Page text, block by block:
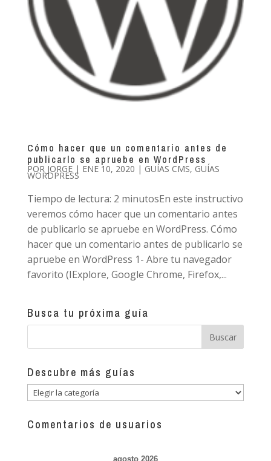
Cómo hacer que un comentario antes de
publicarlo se apruebe en WordPress
POR JORGE| ENE 10, 2020 | GUÍAS CMS, GUÍAS
WORDPRESS
Tiempo de lectura: 2 minutosEn este instructivo
veremos cómo hacer que un comentario antes
de publicarlo se apruebe en WordPress. Cómo
hacer que un comentario antes de publicarlo se
apruebe en WordPress 1- Abre tu navegador
favorito (IExplore, Google Chrome, Firefox,...
Busca tu próxima guía
Descubre más guías
Descubre
guías
Comentarios de usuarios
agosto 2026